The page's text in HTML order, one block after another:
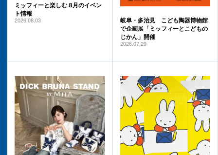
ミッフィーと楽しむ 8月のイベン
ト情報
2026.08.03
岐阜・多治見 こども陶器博物館
で企画展「ミッフィーとこどもの
じかん」開催
2026.07.29